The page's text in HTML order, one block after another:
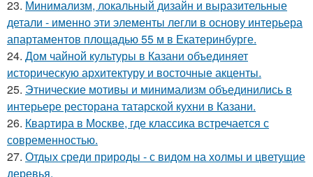
23. Минимализм, локальный дизайн и выразительные
детали - именно эти элементы легли в основу интерьера
апартаментов площадью 55 м в Екатеринбурге.
24. Дом чайной культуры в Казани объединяет
историческую архитектуру и восточные акценты.
25. Этнические мотивы и минимализм объединились в
интерьере ресторана татарской кухни в Казани.
26. Квартира в Москве, где классика встречается с
современностью.
27. Отдых среди природы - с видом на холмы и цветущие
деревья.